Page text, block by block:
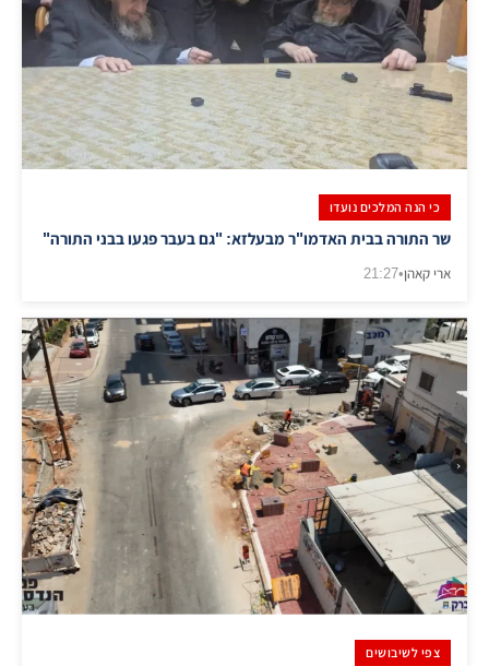
כי הנה המלכים נועדו
שר התורה בבית האדמו"ר מבעלזא: "גם בעבר פגעו בבני התורה"
ארי קאהן•
21:27
צפי לשיבושים